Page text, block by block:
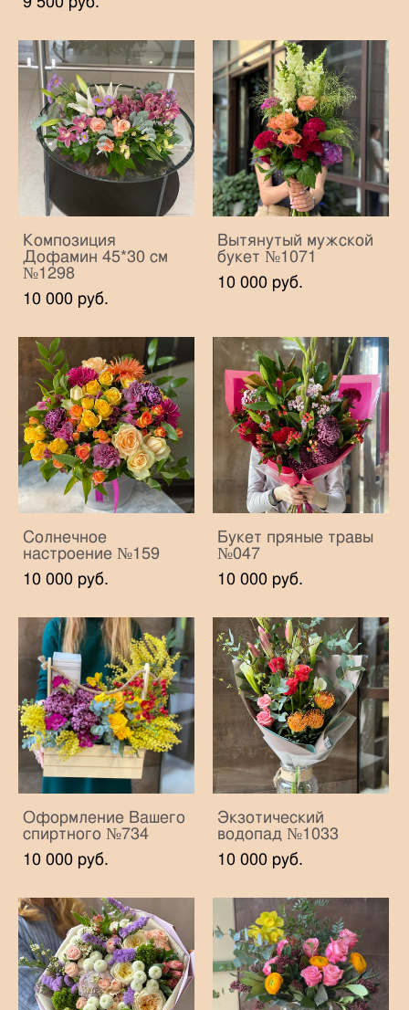
Композиция
Дофамин 45*30 см
№1298
10 000 pуб.
Вытянутый мужской
букет №1071
10 000 pуб.
Солнечное
настроение №159
10 000 pуб.
Букет пряные травы
№047
10 000 pуб.
Оформление Вашего
спиртного №734
10 000 pуб.
Экзотический
водопад №1033
10 000 pуб.